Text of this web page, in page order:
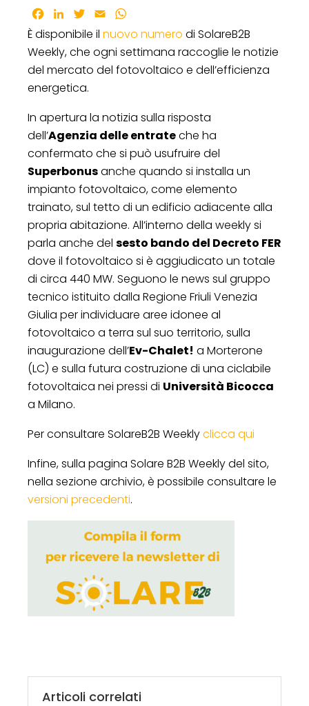
Facebook
LinkedInTwitter
Email
È disponibile il nuovo numero di SolareB2B
Weekly, che ogni settimana raccoglie le notizie
del mercato del fotovoltaico e dell’efficienza
energetica.
In apertura la notizia sulla risposta
dell’Agenzia delle entrateche ha
confermato che si può usufruire del
Superbonusanche quando si installa un
impianto fotovoltaico, come elemento
trainato, sul tetto di un edificio adiacente alla
propria abitazione. All’interno della weekly si
parla anche del sesto bando del Decreto FER
dove il fotovoltaico si è aggiudicato un totale
di circa 440 MW. Seguono le news sul gruppo
tecnico istituito dalla Regione Friuli Venezia
Giulia per individuare aree idonee al
fotovoltaico a terra sul suo territorio, sulla
inaugurazione dell’Ev-Chalet! a Morterone
(LC) e sulla futura costruzione di una ciclabile
fotovoltaica nei pressi di Università Bicocca
a Milano.
Per consultare SolareB2B Weeklyclicca qui
Infine, sulla pagina Solare B2B Weekly del sito,
nella sezione archivio, è possibile consultare le
versioni precedenti.
Articoli correlati